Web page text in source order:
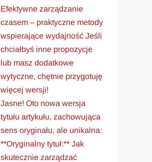
Efektywne zarządzanie
czasem – praktyczne metody
wspierające wydajność Jeśli
chciałbyś inne propozycje
lub masz dodatkowe
wytyczne, chętnie przygotuję
więcej wersji!
Jasne! Oto nowa wersja
tytułu artykułu, zachowująca
sens oryginału, ale unikalna:
**Oryginalny tytuł:** Jak
skutecznie zarządzać